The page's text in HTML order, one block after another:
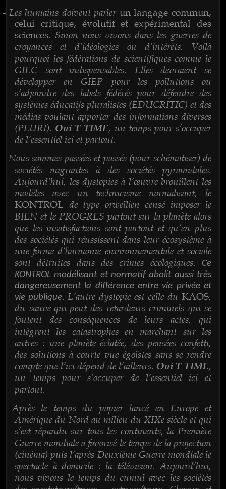
- Les humains doivent parler un langage commun,
celui critique, évolutif et expérimental des
sciences. Sinon nous vivons dans les guerres de
croyances et d’idéologies ou d’intérêts. Voilà
pourquoi les fédérations de scientifiques comme le
GIEC sont indispensables. Elles devraient se
développer en GIEP pour les pollutions ou
s’adjoindre des labels fédérés pour défendre des
systèmes éducatifs pluralistes (EDUCRITIC) et des
médias voulant apporter des informations diverses
(PLURI). Oui T TIME, un temps pour s’occuper
de l’essentiel ici et partout.
- Nous sommes passées et passés (pour schématiser) de
sociétés migrantes à des sociétés pyramidales.
Aujourd’hui, les dystopies à l’œuvre brouillent les
modèles avec un technicisme normalisant, le
KONTROL de type orwellien censé imposer le
BIEN et le PROGRES partout sur la planète alors
que les insatisfactions sont partout et qu’en plus
des sociétés qui réussissent dans leur écosystème à
une forme d’harmonie environnementale et sociale
sont détruites dans des crimes écologiques.
Ce
KONTROL modélisant et normatif abolit aussi très
dangereusement la différence entre vie privée et
vie publique. L’autre dystopie est celle du KAOS,
du sauve-qui-peut des retardeurs criminels qui se
foutent des conséquences de leurs actes, qui
intègrent les catastrophes en marchant sur les
autres : une planète éclatée, des pensées confetti,
des solutions à courte vue égoïstes sans se rendre
compte que l’ici dépend de l’ailleurs. Oui T TIME,
un temps pour s’occuper de l’essentiel ici et
partout.
- Après le temps du papier lancé en Europe et
Amérique du Nord au milieu du XIXe siècle et qui
s’est répandu sur tous les continents, la Première
Guerre mondiale a favorisé le temps de la projection
(cinéma) puis l’après Deuxième Guerre mondiale le
spectacle à domicile : la télévision. Aujourd’hui,
nous vivons le temps du cumul avec les sociétés